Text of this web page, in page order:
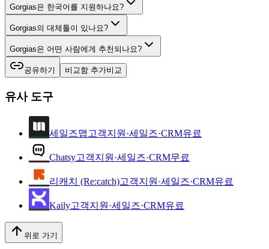
Gorgias은 한국어를 지원하나요?
Gorgias의 대체툴이 있나요?
Gorgias은 어떤 사람에게 추천되나요?
공유하기 비교함 추가비교
유사 도구
세일즈맵 고객지원·세일즈·CRM유료
Chatsy고객지원·세일즈·CRM무료
리캐치 (Re:catch)고객지원·세일즈·CRM유료
Kaily고객지원·세일즈·CRM유료
위로 가기